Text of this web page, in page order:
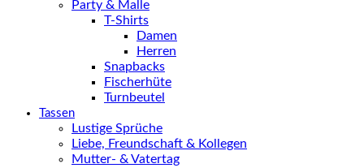
Party & Malle
T-Shirts
Damen
Herren
Snapbacks
Fischerhüte
Turnbeutel
Tassen
Lustige Sprüche
Liebe, Freundschaft & Kollegen
Mutter- & Vatertag